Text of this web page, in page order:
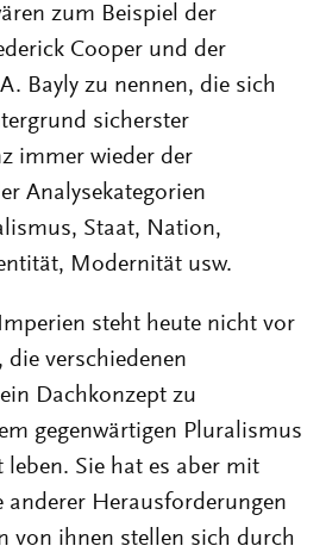
zum Beispiel der
Cooper und der
Bayly zu nennen, die sich
sicherster
immer wieder der
Analysekategorien
Staat, Nation,
Modernität usw.
steht heute nicht vor
verschiedenen
Dachkonzept zu
gegenwärtigen Pluralismus
Sie hat es aber mit
anderer Herausforderungen
von ihnen stellen sich durch